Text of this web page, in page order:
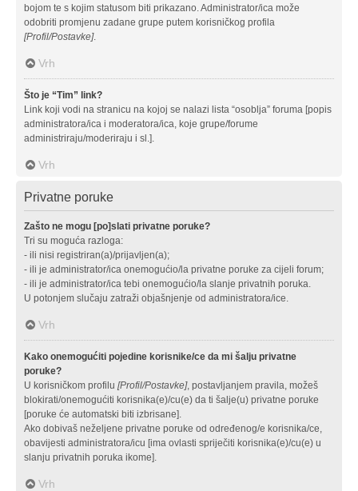
bojom te s kojim statusom biti prikazano. Administrator/ica može
odobriti promjenu zadane grupe putem korisničkog profila
[Profil/Postavke].
Vrh
Što je “Tim” link?
Link koji vodi na stranicu na kojoj se nalazi lista “osoblja” foruma [popis
administratora/ica i moderatora/ica, koje grupe/forume
administriraju/moderiraju i sl.].
Vrh
Privatne poruke
Zašto ne mogu [po]slati privatne poruke?
Tri su moguća razloga:
- ili nisi registriran(a)/prijavljen(a);
- ili je administrator/ica onemogućio/la privatne poruke za cijeli forum;
- ili je administrator/ica tebi onemogućio/la slanje privatnih poruka.
U potonjem slučaju zatraži objašnjenje od administratora/ice.
Vrh
Kako onemogućiti pojedine korisnike/ce da mi šalju privatne
poruke?
U korisničkom profilu [Profil/Postavke], postavljanjem pravila, možeš
blokirati/onemogućiti korisnika(e)/cu(e) da ti šalje(u) privatne poruke
[poruke će automatski biti izbrisane].
Ako dobivaš neželjene privatne poruke od određenog/e korisnika/ce,
obavijesti administratora/icu [ima ovlasti spriječiti korisnika(e)/cu(e) u
slanju privatnih poruka ikome].
Vrh